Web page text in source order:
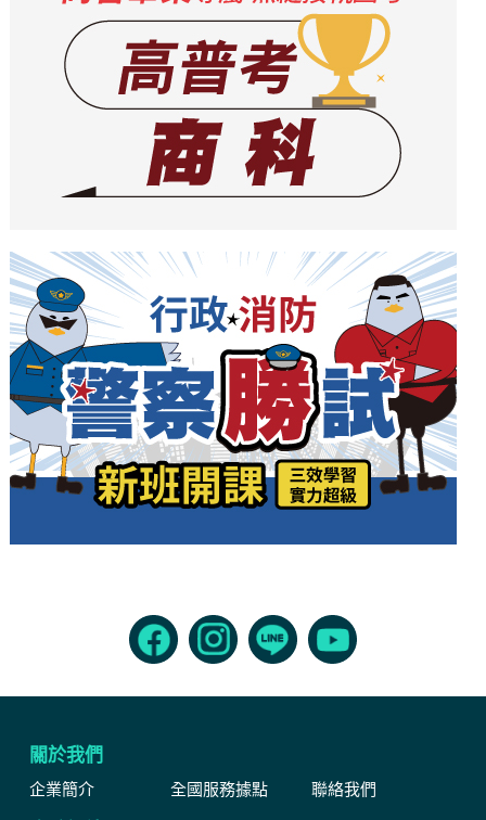
關於我們
企業簡介 全國服務據點 聯絡我們